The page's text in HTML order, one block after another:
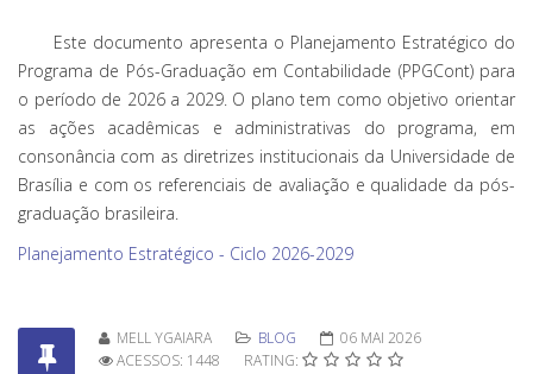
Este documento apresenta o Planejamento Estratégico do
Programa de Pós-Graduação em Contabilidade (PPGCont) para
o período de 2026 a 2029. O plano tem como objetivo orientar
as ações acadêmicas e administrativas do programa, em
consonância com as diretrizes institucionais da Universidade de
Brasília e com os referenciais de avaliação e qualidade da pós-
graduação brasileira.
Planejamento Estratégico - Ciclo 2026-2029
MELL YGAIARA BLOG
06 MAI 2026
ACESSOS: 1448
RATING: